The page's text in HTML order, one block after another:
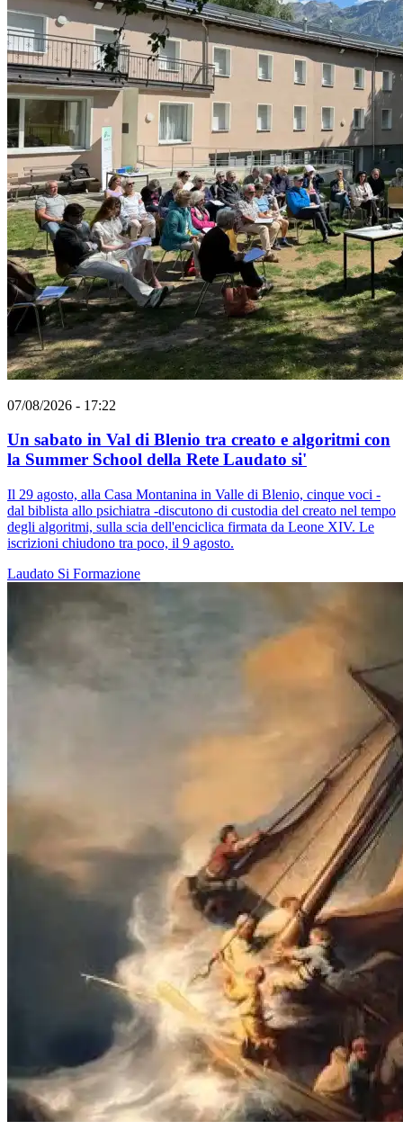
07/08/2026 - 17:22
Un sabato in Val di Blenio tra creato e algoritmi con
la Summer School della Rete Laudato si'
Il 29 agosto, alla Casa Montanina in Valle di Blenio, cinque voci -
dal biblista allo psichiatra -discutono di custodia del creato nel tempo
degli algoritmi, sulla scia dell'enciclica firmata da Leone XIV. Le
iscrizioni chiudono tra poco, il 9 agosto.
Laudato Si Formazione